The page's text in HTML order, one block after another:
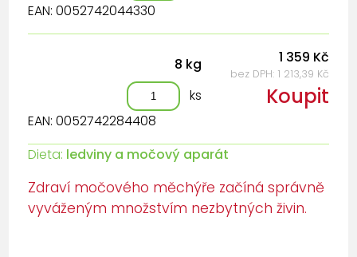
EAN: 0052742044330
EAN: 0052742284408
8 kg 1 359 Kč
bez DPH: 1 213,39 Kč
ks Koupit
Dieta: ledviny a močový aparát
Zdraví močového měchýře začíná správně
vyváženým množstvím nezbytných živin.